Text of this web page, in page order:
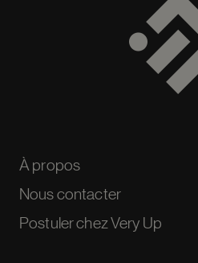
À propos
Nous contacter
Postuler chez Very Up